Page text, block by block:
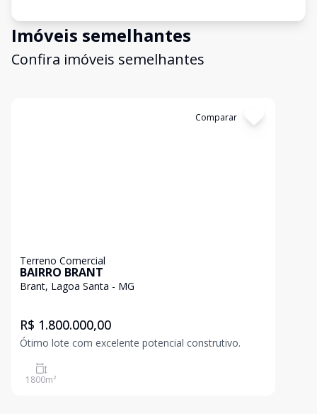
Imóveis semelhantes
Confira imóveis semelhantes
Comparar
Terreno Comercial
BAIRRO BRANT
Brant, Lagoa Santa - MG
R$ 1.800.000,00
Ótimo lote com excelente potencial construtivo.
1800m²